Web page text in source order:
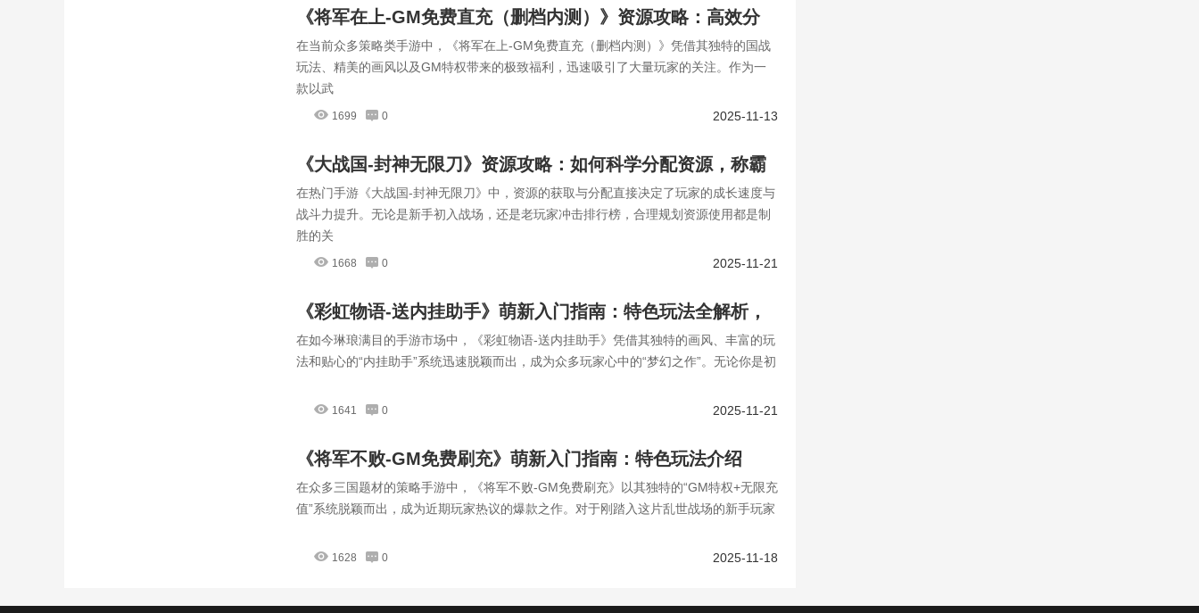
《将军在上-GM免费直充（删档内测）》资源攻略：高效分
配，赢在起跑线！
在当前众多策略类手游中，《将军在上-GM免费直充（删档内测）》凭借其独特的国战
玩法、精美的画风以及GM特权带来的极致福利，迅速吸引了大量玩家的关注。作为一
款以武
1699 0 2025-11-13
《大战国-封神无限刀》资源攻略：如何科学分配资源，称霸
封神战场
在热门手游《大战国-封神无限刀》中，资源的获取与分配直接决定了玩家的成长速度与
战斗力提升。无论是新手初入战场，还是老玩家冲击排行榜，合理规划资源使用都是制
胜的关
1668 0 2025-11-21
《彩虹物语-送内挂助手》萌新入门指南：特色玩法全解析，
轻松玩转奇幻世界！
在如今琳琅满目的手游市场中，《彩虹物语-送内挂助手》凭借其独特的画风、丰富的玩
法和贴心的“内挂助手”系统迅速脱颖而出，成为众多玩家心中的“梦幻之作”。无论你是初
1641 0 2025-11-21
《将军不败-GM免费刷充》萌新入门指南：特色玩法介绍
在众多三国题材的策略手游中，《将军不败-GM免费刷充》以其独特的“GM特权+无限充
值”系统脱颖而出，成为近期玩家热议的爆款之作。对于刚踏入这片乱世战场的新手玩家
1628 0 2025-11-18